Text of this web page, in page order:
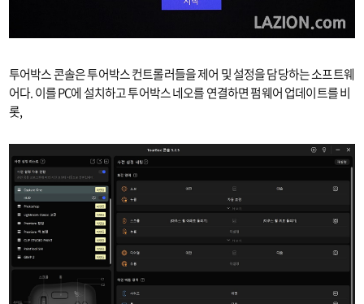
투어박스 콘솔은 투어박스 컨트롤러들을 제어 및 설정을 담당하는 소프트웨
어다. 이를 PC에 설치하고 투어박스 네오를 연결하면 펌웨어 업데이트를 비
롯,